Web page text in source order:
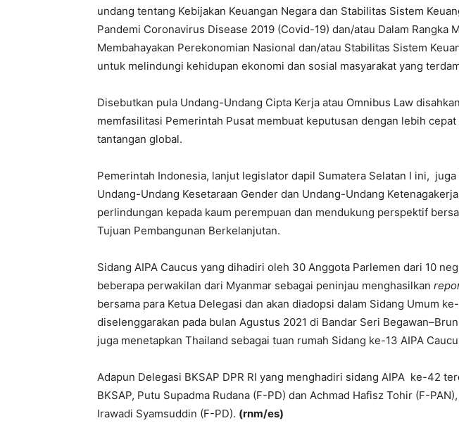
undang tentang Kebijakan Keuangan Negara dan Stabilitas Sistem
Pandemi Coronavirus Disease 2019 (Covid-19) dan/atau Dalam Rangka
Membahayakan Perekonomian Nasional dan/atau Stabilitas Sistem
untuk melindungi kehidupan ekonomi dan sosial masyarakat yang
Disebutkan pula Undang-Undang Cipta Kerja atau Omnibus Law
memfasilitasi Pemerintah Pusat membuat keputusan dengan lebih
tantangan global.
Pemerintah Indonesia, lanjut legislator dapil Sumatera Selatan I ini,
Undang-Undang Kesetaraan Gender dan Undang-Undang
perlindungan kepada kaum perempuan dan mendukung perspektif
Tujuan Pembangunan Berkelanjutan.
Sidang AIPA Caucus yang dihadiri oleh 30 Anggota Parlemen dari 10
beberapa perwakilan dari Myanmar sebagai peninjau menghasilkan
bersama para Ketua Delegasi dan akan diadopsi dalam Sidang Umum
diselenggarakan pada bulan Agustus 2021 di Bandar Seri
juga menetapkan Thailand sebagai tuan rumah Sidang ke-13 AIPA
Adapun Delegasi BKSAP DPR RI yang menghadiri sidang AIPA ke-42
BKSAP, Putu Supadma Rudana (F-PD) dan Achmad Hafisz Tohir (F-
Irawadi Syamsuddin (F-PD). (rnm/es)